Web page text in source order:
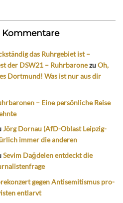
das Ruhrgebiet ist –
der DSW21 – RuhrbaronezuOh,
Dortmund! Was ist nur aus dir
– Eine persönliche Reise
Jörg Dornau (AfD-Oblast Leipzig-
immer die anderen
Sevim Dağdelen entdeckt die
gegen Antisemitismus pro-
entlarvt